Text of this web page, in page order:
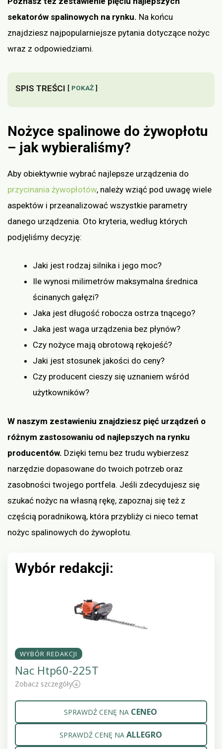
sekatorów spalinowych na rynku. Na końcu
znajdziesz najpopularniejsze pytania dotyczące nożyc
wraz z odpowiedziami.
SPIS TREŚCI POKAŻ
Nożyce spalinowe do żywopłotu
– jak wybieraliśmy?
Aby obiektywnie wybrać najlepsze urządzenia do
przycinania żywopłotów, należy wziąć pod uwagę wiele
aspektów i przeanalizować wszystkie parametry
danego urządzenia. Oto kryteria, według których
podjęliśmy decyzję:
Jaki jest rodzaj silnika i jego moc?
Ile wynosi milimetrów maksymalna średnica
ścinanych gałęzi?
Jaka jest długość robocza ostrza tnącego?
Jaka jest waga urządzenia bez płynów?
Czy nożyce mają obrotową rękojeść?
Jaki jest stosunek jakości do ceny?
Czy producent cieszy się uznaniem wśród
użytkowników?
W naszym zestawieniu znajdziesz pięć urządzeń o
różnym zastosowaniu od najlepszych na rynku
producentów. Dzięki temu bez trudu wybierzesz
narzędzie dopasowane do twoich potrzeb oraz
zasobności twojego portfela. Jeśli zdecydujesz się
szukać nożyc na własną rękę, zapoznaj się też z
częścią poradnikową, która przybliży ci nieco temat
nożyc spalinowych do żywopłotu.
Wybór redakcji:
WYBÓR REDAKCJI
Nac Htp60-225T
Zobacz szczegóły
SPRAWDŹ CENĘ NA CENEO
SPRAWDŹ CENĘ NA ALLEGRO